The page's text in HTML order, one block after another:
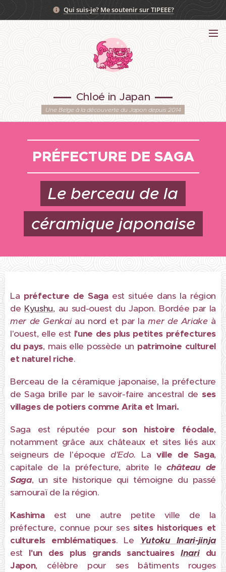
Qui suis-je? Me soutenir sur TIPEEE?
Chloé in Japan
Une Belge à la découverte du Japon depuis 2014
PRÉFECTURE DE SAGA
Le berceau de la
céramique japonaise
La préfecture de Sagaest située dans la région
de Kyushu, au sud-ouest du Japon. Bordée par la
mer de Genkaiau nord et par lamer de Ariakeà
l'ouest, elle est l'une des plus petites préfectures
du pays, mais elle possède un patrimoine culturel
et naturel riche.
Berceau de la céramique japonaise, la préfecture
de Saga brille par le savoir-faire ancestral de ses
villages de potiers comme Arita et Imari.
Saga est réputée pourson histoire féodale,
notamment grâce aux châteaux et sites liés aux
seigneurs de l'époque d'Edo. Laville de Saga,
capitale de la préfecture, abrite le château de
Saga, un site historique qui témoigne du passé
samouraï de la région.
Kashimaest une autre petite ville de la
préfecture, connue pour sessites historiques et
culturels emblématiques. Le Yutoku Inari-jinja
est l'un des plus grands sanctuairesInaridu
Japon, célèbre pour ses bâtiments rouges